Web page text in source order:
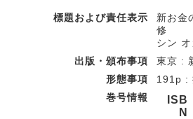
標題および責任表示
新お金
修
シン
出版・頒布事項
東京 :
形態事項
191p :
巻号情報
ISB
N